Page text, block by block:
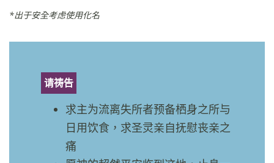
*出于安全考虑使用化名
请祷告
求主为流离失所者预备栖身之所与
日用饮食，求圣灵亲自抚慰丧亲之
痛